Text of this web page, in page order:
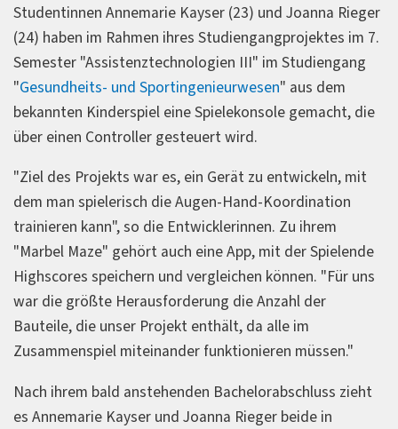
Studentinnen Annemarie Kayser (23) und Joanna Rieger
(24) haben im Rahmen ihres Studiengangprojektes im 7.
Semester "Assistenztechnologien III" im Studiengang
"Gesundheits- und Sportingenieurwesen" aus dem
bekannten Kinderspiel eine Spielekonsole gemacht, die
über einen Controller gesteuert wird.
"Ziel des Projekts war es, ein Gerät zu entwickeln, mit
dem man spielerisch die Augen-Hand-Koordination
trainieren kann", so die Entwicklerinnen. Zu ihrem
"Marbel Maze" gehört auch eine App, mit der Spielende
Highscores speichern und vergleichen können. "Für uns
war die größte Herausforderung die Anzahl der
Bauteile, die unser Projekt enthält, da alle im
Zusammenspiel miteinander funktionieren müssen."
Nach ihrem bald anstehenden Bachelorabschluss zieht
es Annemarie Kayser und Joanna Rieger beide in